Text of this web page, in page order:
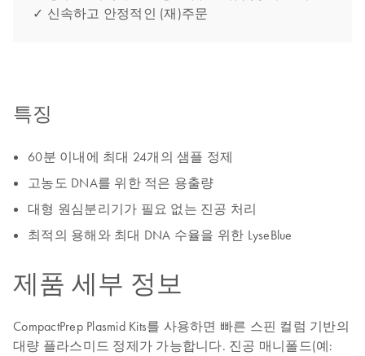
✓ 신속하고 안정적인 (재)주문
특징
60분 이내에 최대 24개의 샘플 정제
고농도 DNA를 위한 적은 용출량
대형 원심분리기가 필요 없는 진공 처리
최적의 용해와 최대 DNA 수율을 위한 LyseBlue
제품 세부 정보
CompactPrep Plasmid Kits를 사용하면 빠른 스핀 컬럼 기반의
대량 플라스미드 정제가 가능합니다. 진공 매니폴드(예: